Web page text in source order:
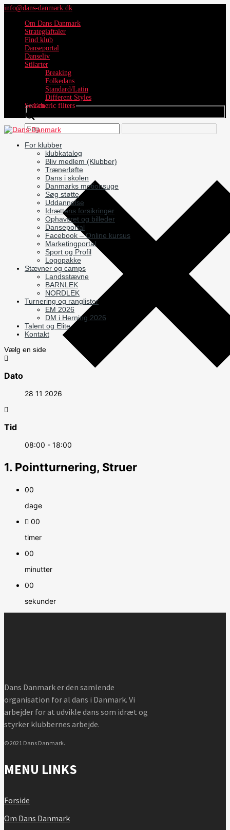
info@dans-danmark.dk
Om Dans Danmark
Strategiaftaler
Find klub
Danseportal
Danseliv
Stilarter
Breaking
Folkedans
Standard/Latin
Different Styles
Search
Generic filters
For klubber
klubkatalog
Bliv medlem (Klubber)
Trænerløfte
Dans i skolen
Danmarks motionsuge
Søg støtte
Uddannelse
Idrættens forsikringer
Ophavsret og billeder
Danseportal
Facebook – Online kursus
Marketingportal
Sport og Profil
Logopakke
Stævner og camps
Landsstævne
BARNLEK
NORDLEK
Turnering og ranglister
EM 2026
DM i Herning 2026
Talent og Elite
Kontakt
Vælg en side
Dato
28 11 2026
Tid
08:00 - 18:00
1. Pointturnering, Struer
00
dage
00
timer
00
minutter
00
sekunder
Dans Danmark er den samlende
organisation for al dans i Danmark. Vi
arbejder for at udvikle dans som idræt og
styrker klubbernes arbejde.
© 2021 Dans Danmark.
MENU LINKS
Forside
Om Dans Danmark